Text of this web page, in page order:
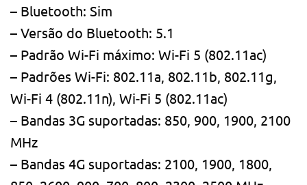
– Bluetooth: Sim
– Versão do Bluetooth: 5.1
– Padrão Wi-Fi máximo: Wi-Fi 5 (802.11ac)
– Padrões Wi-Fi: 802.11a, 802.11b, 802.11g,
Wi-Fi 4 (802.11n), Wi-Fi 5 (802.11ac)
– Bandas 3G suportadas: 850, 900, 1900, 2100
MHz
– Bandas 4G suportadas: 2100, 1900, 1800,